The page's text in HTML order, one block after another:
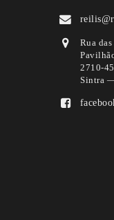
Rua
2710-
Sintra